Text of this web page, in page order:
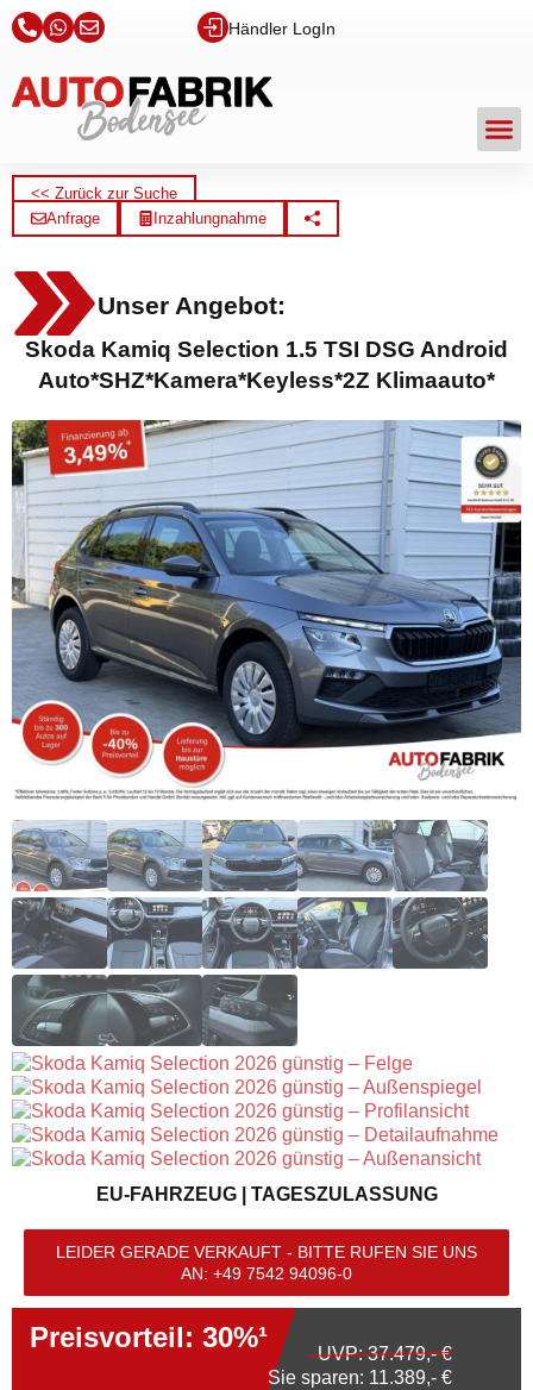
Händler LogIn
<< Zurück zur Suche
Anfrage
Inzahlungnahme
Unser Angebot:
Skoda Kamiq Selection 1.5 TSI DSG Android
Auto*SHZ*Kamera*Keyless*2Z Klimaauto*
EU-FAHRZEUG | TAGESZULASSUNG
LEIDER GERADE VERKAUFT - BITTE RUFEN SIE UNS
AN: +49 7542 94096-0
Preisvorteil: 30%¹
UVP:37.479,- €
Sie sparen: 11.389,- €